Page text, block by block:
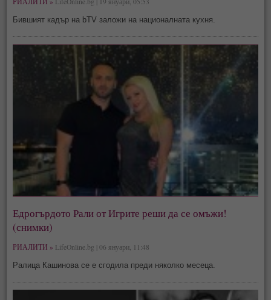
Бившият кадър на bTV заложи на националната кухня.
Едрогърдото Рали от Игрите реши да се омъжи!
(снимки)
РИАЛИТИ » LifeOnline.bg | 06 януари, 11:48
Ралица Кашинова се е сгодила преди няколко месеца.